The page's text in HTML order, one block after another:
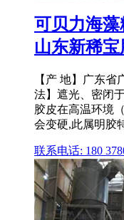
可贝力海
山东新稀宝
【产 地】广东
法】遮光、密闭
胶皮在高温环境
会变硬,此属明胶
联系电话: 180